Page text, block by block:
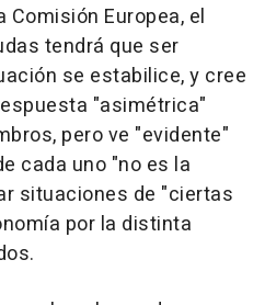
Comisión Europea, el
tendrá que ser
se estabilice, y cree
"asimétrica"
pero ve "evidente"
cada uno "no es la
situaciones de "ciertas
por la distinta